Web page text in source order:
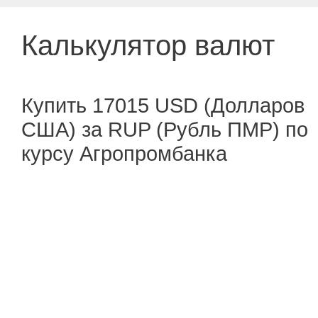
Калькулятор валют
Купить 17015 USD (Долларов
США) за RUP (Рубль ПМР) по
курсу Агропромбанка